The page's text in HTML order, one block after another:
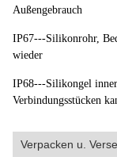
Außengebrauch
IP67---Silikonrohr,
wieder
IP68---Silikongel
Verbindungsstücken
Verpacken u.